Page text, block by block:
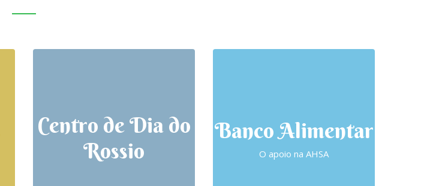
Centro de Dia do
Rossio
Banco Alimentar
O apoio na AHSA